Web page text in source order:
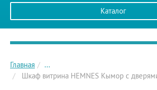
Каталог
Главное меню сайта
Главная
...
Шкаф витрина HEMNES Кымор с